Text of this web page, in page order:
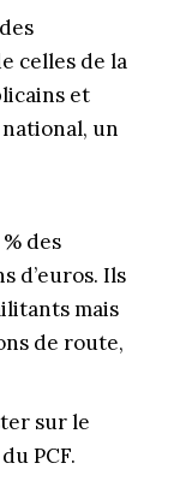
celles de la
et
un
des
d’euros. Ils
mais
de route,
sur le
PCF.